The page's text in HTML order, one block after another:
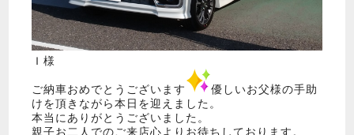
Ｉ様
ご納車おめでとうございます
優しいお父様の手助
けを頂きながら本日を迎えました。
本当にありがとうございました。
親子お二人でのご来店心よりお待ちしております。